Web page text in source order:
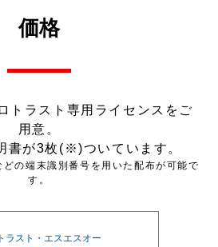
価格
トラスト専用ライセンスをご
用意。
書が3枚(※)ついています。
の端末識別番号を用いた配布が可能で
す。
ラスト・エスエスオー